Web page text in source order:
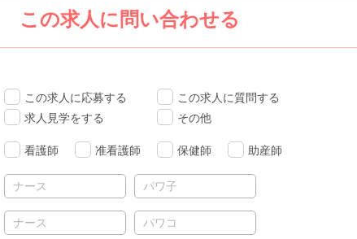
この求人に問い合わせる
この求人に応募する
この求人に質問する
求人見学をする
その他
看護師 准看護師 保健師 助産師